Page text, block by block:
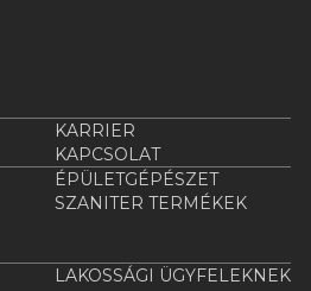
KARRIER
KAPCSOLAT
ÉPÜLETGÉPÉSZET
SZANITER TERMÉKEK
LAKOSSÁGI ÜGYFELEKNEK